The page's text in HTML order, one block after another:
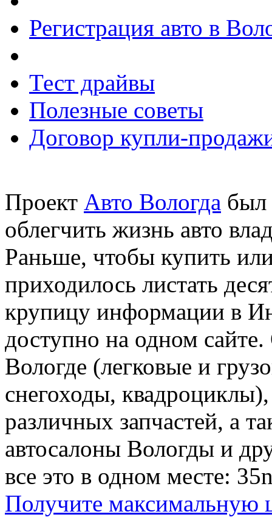
Регистрация авто в
Тест драйвы
Полезные советы
Договор купли-
Проект Авто Вологда был
облегчить жизнь авто
Раньше, чтобы купить
приходилось листать
крупицу информации в
доступно на одном
Вологде (легковые и
снегоходы,
различных запчастей, а
автосалоны Вологды и
все это в одном месте:
Получите максимальную